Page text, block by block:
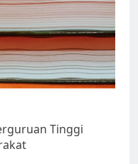
Tinggi